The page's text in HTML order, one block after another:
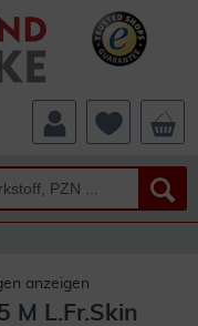
anzeigen
M L.Fr.Skin